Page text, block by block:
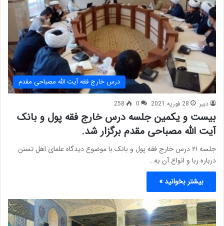
درس خارج فقه آیت الله مصباحی مقدم
دبیر 28 فوریه 2021 0
258
بیست و یکمین جلسه درس خارج فقه پول و بانک
آیت الله مصباحی مقدم برگزار شد.
جلسه ۲۱ درس خارج فقه پول و بانک با موضوع دیدگاه علمای اهل تسنن
درباره ربا و انواع آن به…
بیشتر بخوانید »